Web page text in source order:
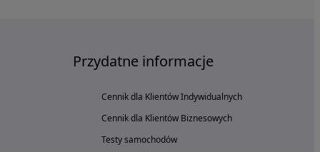
Przydatne informacje
Cennik dla Klientów Indywidualnych
Cennik dla Klientów Biznesowych
Testy samochodów